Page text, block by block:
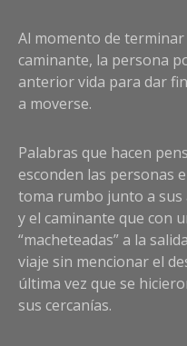
Al momento de terminar
caminante, la persona
anterior vida para dar
a moverse.
Palabras que hacen
esconden las personas
toma rumbo junto a sus
y el caminante que con
“macheteadas” a la
viaje sin mencionar el
última vez que se
sus cercanías.